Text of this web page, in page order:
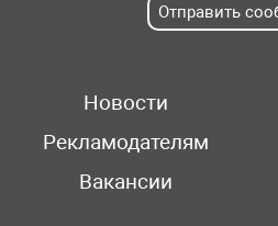
Отправить
Новости
Рекламодателям
Вакансии